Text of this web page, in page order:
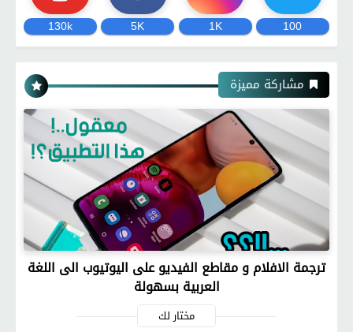
100
1K
5K
130k
مشاركة مميزة
ترجمة الافلام و مقاطع الفيديو على اليوتيوب الى اللغة
العربية بسهولة
مختار لك